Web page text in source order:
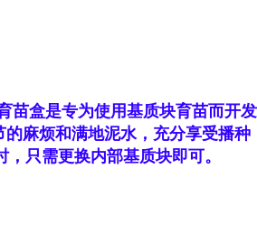
苗盒是专为使用基质块育苗而开发
麻烦和满地泥水，充分享受播种
，只需更换内部基质块即可。